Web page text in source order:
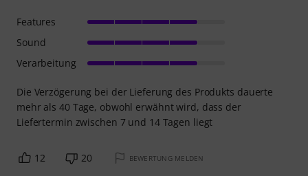
Die Verzögerung bei der Lieferung des Produkts dauerte
mehr als 40 Tage, obwohl erwähnt wird, dass der
Liefertermin zwischen 7 und 14 Tagen liegt
Features
Sound
Verarbeitung
12 20 BEWERTUNG MELDEN